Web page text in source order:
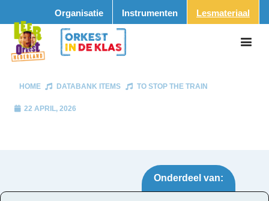
Organisatie Instrumenten Lesmateriaal
HOME DATABANK ITEMS TO STOP THE TRAIN
22 APRIL, 2026
Onderdeel van: